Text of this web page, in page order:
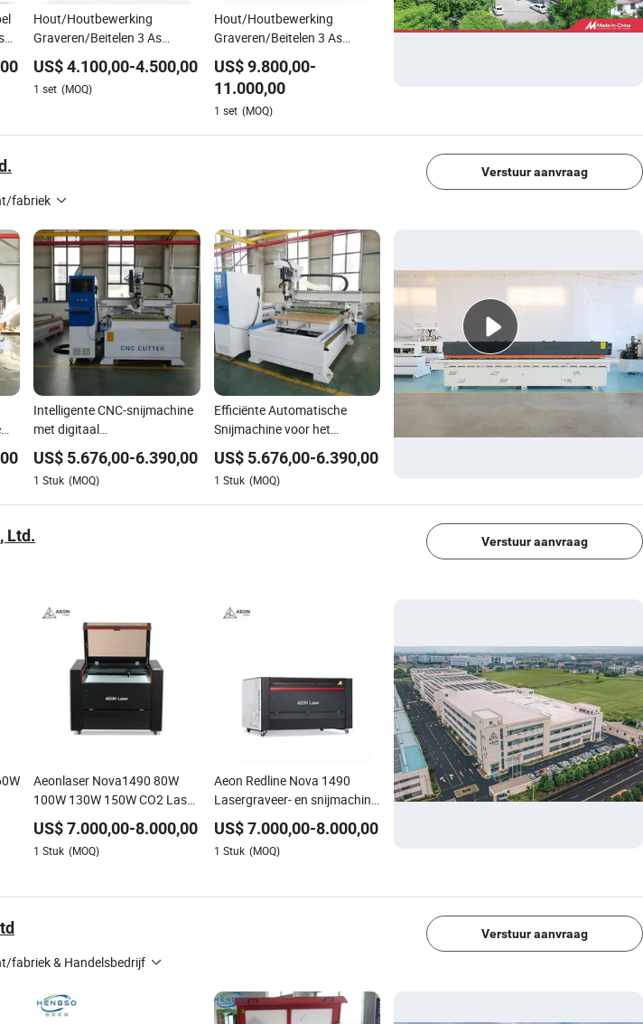
Hout/Houtbewerking
Graveren/Beitelen 3 As
1325/1530/2030/2040 3D
Frees- en Snijmachine voor
Acryl MDF PVC Meubels Kast
US$4.100,00-4.500,00
1 set (MOQ)
Hout/Houtbewerking
Graveren/Beitelen 3 As
1325/1530/2030/2040 3D
Frees- en Snijmachine voor
Acryl MDF PVC PU Meubels
Kast
US$9.800,00-
11.000,00
1 set (MOQ)
fabriek
Verstuur aanvraag
Intelligente CNC-snijmachine
met digitaal
besturingssysteem voor
nauwkeurige
houtpaneelsnijtaken
US$ 5.676,00-6.390,00
1 Stuk (MOQ)
Efficiënte Automatische
Snijmachine voor het
Verminderen van
Materiaalverspilling in het
Houtpaneelproductieproces
US$ 5.676,00-6.390,00
1 Stuk (MOQ)
Ltd. Verstuur aanvraag
Aeonlaser Nova1490 80W
100W 130W 150W CO2 Laser
Cutter Hout Snijmachine
US$7.000,00-8.000,00
1 Stuk (MOQ)
Aeon Redline Nova 1490
Lasergraveer- en snijmachine
voor hout en acryl
US$7.000,00-8.000,00
1 Stuk (MOQ)
fabriek & Handelsbedrijf
Verstuur aanvraag